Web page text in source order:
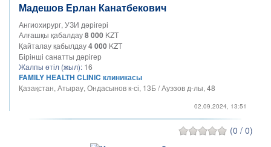
Мадешов Ерлан Канатбекович
Ангиохирург, УЗИ дәрігері
Алғашқы қабалдау8 000 KZT
Қайталау қабылдау4 000 KZT
Бірінші санатты дәрігер
Жалпы өтіл (жыл): 16
FAMILY HEALTH CLINIC клиникасы
Қазақстан, Атырау, Ондасынов к-сі, 13Б / Ауэзов д-лы, 48
02.09.2024, 13:51
(0 / 0)